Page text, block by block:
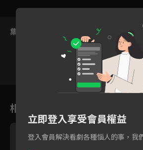
集數列表
134 135
相關花絮
立即登入享受會員權益
登入會員解決看劇各種惱人的事，我